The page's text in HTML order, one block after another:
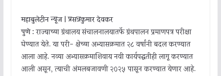
महाबुलेटीन न्यूज | प्रसन्नकुमार देवकर
पुणे :राज्याच्या ग्रंथालय संचालनालयातर्फे ग्रंथपालन प्रमाणपत्र परीक्षा
घेण्यात येते. या परी- क्षेच्या अभ्यासक्रमात २८ वर्षांनी बदल करण्यात
आला आहे. नव्या अभ्यासक्रमाशिवाय नवी कार्यपद्धतीही लागू करण्यात
आली असून, त्याची अंमलबजावणी २०२५ पासून करण्यात येणार आहे.